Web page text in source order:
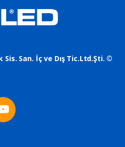
San. İç ve Dış Tic.Ltd.Şti. ©